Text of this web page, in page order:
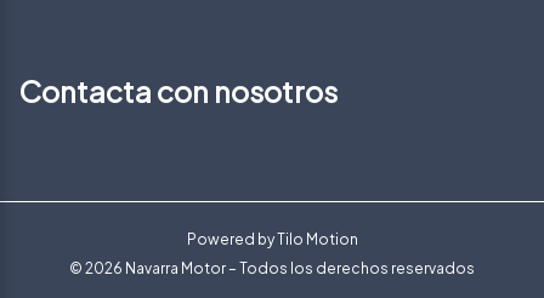
Contacta con nosotros
Powered byTilo Motion
© 2026 Navarra Motor – Todos los derechos reservados